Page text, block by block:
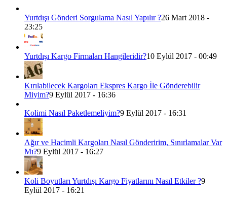
Yurtdışı Gönderi Sorgulama Nasıl Yapılır ?26 Mart 2018 -
23:25
Yurtdışı Kargo Firmaları Hangileridir?10 Eylül 2017 - 00:49
Kırılabilecek Kargoları Ekspres Kargo İle Gönderebilir
Miyim?9 Eylül 2017 - 16:36
Kolimi Nasıl Paketlemeliyim?9 Eylül 2017 - 16:31
Ağır ve Hacimli Kargoları Nasıl Gönderirim, Sınırlamalar Var
Mı?9 Eylül 2017 - 16:27
Koli Boyutları Yurtdışı Kargo Fiyatlarını Nasıl Etkiler ?9
Eylül 2017 - 16:21